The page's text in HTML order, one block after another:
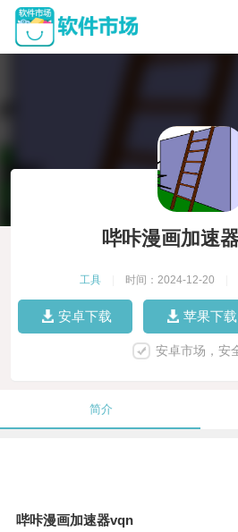
哔咔漫画加速
工具 时间：2024-12-20
安卓下载 苹果下载
安卓市场，安
简介
哔咔漫画加速器vqn